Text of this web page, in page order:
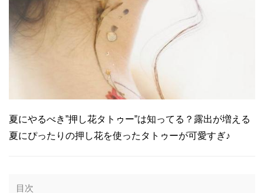
夏にやるべき”押し花タトゥー”は知ってる？露出が増える
夏にぴったりの押し花を使ったタトゥーが可愛すぎ♪
目次